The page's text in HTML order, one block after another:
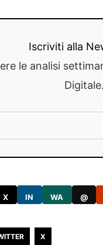
Iscriviti alla
le analisi
Digitale.
X IN WA @
X